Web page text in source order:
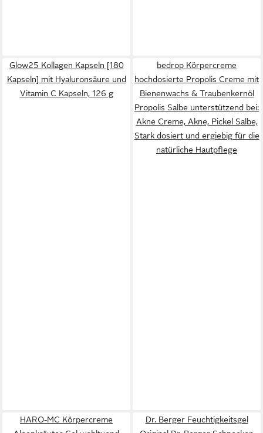
Glow25 Kollagen Kapseln [180
Kapseln] mit Hyaluronsäure und
Vitamin C Kapseln, 126 g
bedrop Körpercreme
hochdosierte Propolis Creme mit
Bienenwachs & Traubenkernöl
Propolis Salbe unterstützend bei:
Akne Creme, Akne, Pickel Salbe,
Stark dosiert und ergiebig für die
natürliche Hautpflege
HARO-MC Körpercreme
Dr. Berger Feuchtigkeitsgel